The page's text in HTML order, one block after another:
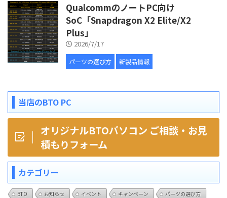
QualcommのノートPC向け
SoC「Snapdragon X2 Elite/X2
Plus」
2026/7/17
パーツの選び方 新製品情報
当店のBTO PC
オリジナルBTOパソコン ご相談・お見
積もりフォーム
カテゴリー
BTO お知らせ イベント キャンペーン
パーツの選び方